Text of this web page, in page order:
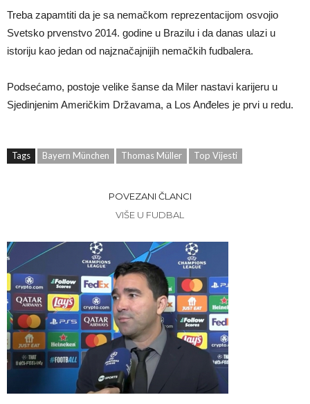
Treba zapamtiti da je sa nemačkom reprezentacijom osvojio
Svetsko prvenstvo 2014. godine u Brazilu i da danas ulazi u
istoriju kao jedan od najznačajnijih nemačkih fudbalera.
Podsećamo, postoje velike šanse da Miler nastavi karijeru u
Sjedinjenim Američkim Državama, a Los Anđeles je prvi u redu.
Tags Bayern München Thomas Müller Top Vijesti
POVEZANI ČLANCI
VIŠE U FUDBAL